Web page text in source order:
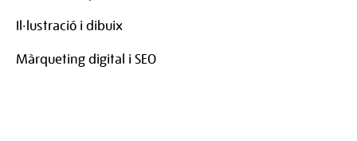
Il·lustració i dibuix
Màrqueting digital i SEO